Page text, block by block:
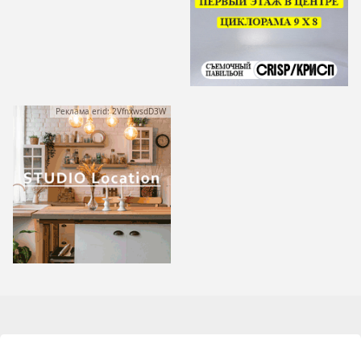
Реклама erid: 2VfnxwsdD3W